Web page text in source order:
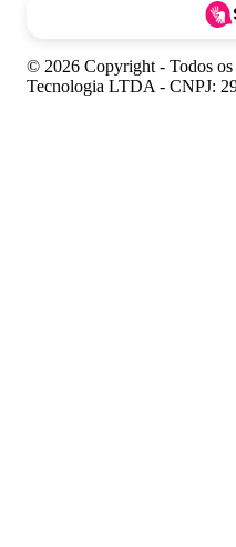
© 2026 Copyright - Todos os
Tecnologia LTDA - CNPJ: